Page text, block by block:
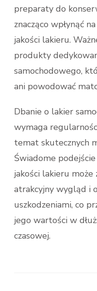
preparaty do
znacząco wpłynąć
jakości lakieru.
produkty
samochodowego,
ani powodować
Dbanie o lakier
wymaga
temat skutecznych
Świadome
jakości lakieru
atrakcyjny wygląd i
uszkodzeniami, co
jego wartości w
czasowej.